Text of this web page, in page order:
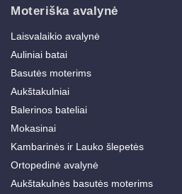
Moteriška avalynė
Laisvalaikio avalynė
Auliniai batai
Basutės moterims
Aukštakulniai
Balerinos bateliai
Mokasinai
Kambarinės ir Lauko šlepetės
Ortopedinė avalynė
Aukštakulnės basutės moterims